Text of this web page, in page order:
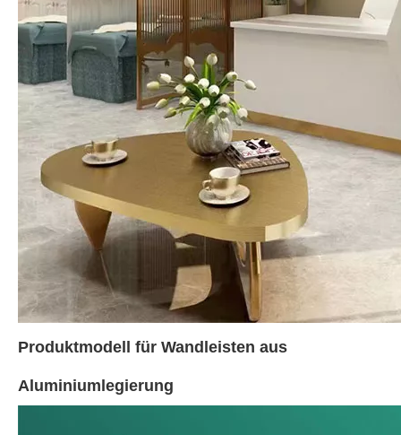
Produktmodell für Wandleisten aus
Aluminiumlegierung